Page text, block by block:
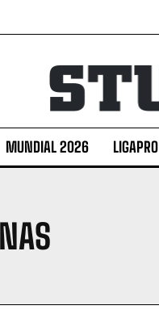
MUNDIAL 2026 LIGAPRO